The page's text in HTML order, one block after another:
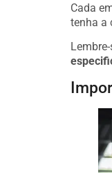
Cada
tenha a